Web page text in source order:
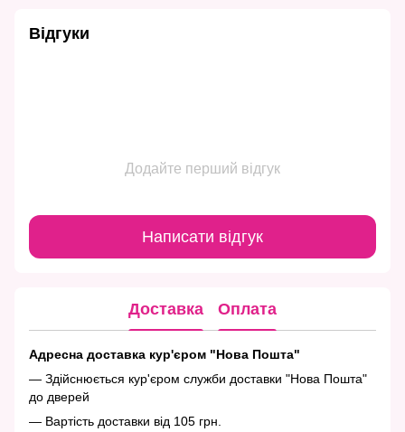
Відгуки
Додайте перший відгук
Написати відгук
Доставка Оплата
Адресна доставка кур'єром "Нова Пошта"
— Здійснюється кур'єром служби доставки "Нова Пошта"
до дверей
— Вартість доставки від 105 грн.